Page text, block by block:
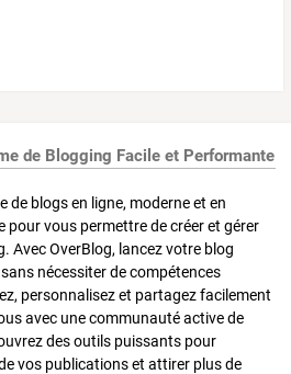
de Blogging Facile et Performante
de blogs en ligne, moderne et en
vous permettre de créer et gérer
Avec OverBlog, lancez votre blog
nécessiter de compétences
personnalisez et partagez facilement
avec une communauté active de
des outils puissants pour
vos publications et attirer plus de